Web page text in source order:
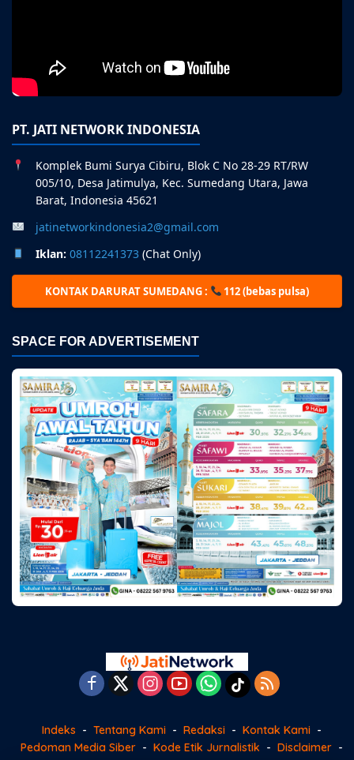
PT. JATI NETWORK INDONESIA
Komplek Bumi Surya Cibiru, Blok C No 28-29 RT/RW
005/10, Desa Jatimulya, Kec. Sumedang Utara, Jawa
Barat, Indonesia 45621
jatinetworkindonesia2@gmail.com
Iklan: 08112241373 (Chat Only)
KONTAK DARURAT SUMEDANG : 112 (bebas pulsa)
SPACE FOR ADVERTISEMENT
Indeks Tentang Kami Redaksi
Kontak Kami
Pedoman Media Siber
Kode Etik Jurnalistik
Disclaimer